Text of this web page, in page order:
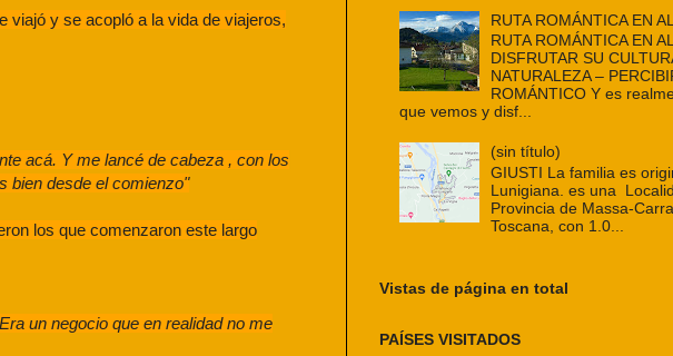
viajó y se acopló a la vida de viajeros,
acá. Y me lancé de cabeza , con los
bien desde el comienzo"
los que comenzaron este largo
un negocio que en realidad no me
RUTA ROMÁNTICA EN
RUTA ROMÁNTICA EN
DISFRUTAR SU
NATURALEZA –
ROMÁNTICO Y es
que vemos y disf...
(sin título)
GIUSTI La familia es
Lunigiana. es una
Provincia de Massa-
Toscana, con 1.0...
Vistas de página en total
PAÍSES VISITADOS